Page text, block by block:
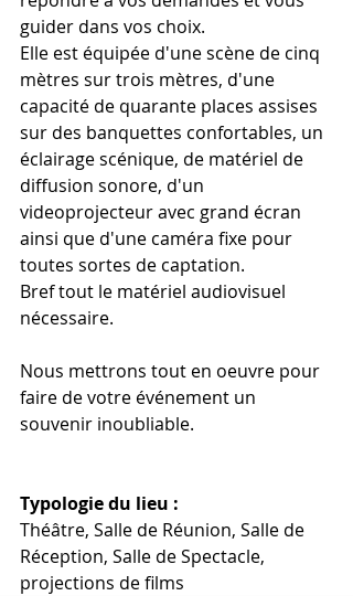
guider dans vos choix.
Elle est équipée d'une scène de cinq
mètres sur trois mètres, d'une
capacité de quarante places assises
sur des banquettes confortables, un
éclairage scénique, de matériel de
diffusion sonore, d'un
videoprojecteur avec grand écran
ainsi que d'une caméra fixe pour
toutes sortes de captation.
Bref tout le matériel audiovisuel
nécessaire.
Nous mettrons tout en oeuvre pour
faire de votre événement un
souvenir inoubliable.
Typologie du lieu :
Théâtre, Salle de Réunion, Salle de
Réception, Salle de Spectacle,
projections de films